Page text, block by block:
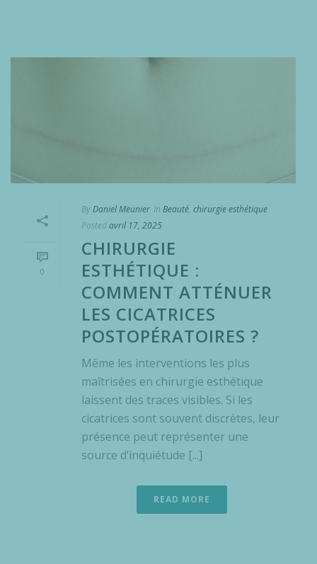
0
ByDaniel Meunier In Beauté, chirurgie esthétique
Postedavril 17, 2025
CHIRURGIE
ESTHÉTIQUE :
COMMENT ATTÉNUER
LES CICATRICES
POSTOPÉRATOIRES ?
Même les interventions les plus
maîtrisées en chirurgie esthétique
laissent des traces visibles. Si les
cicatrices sont souvent discrètes, leur
présence peut représenter une
source d’inquiétude [...]
READ MORE